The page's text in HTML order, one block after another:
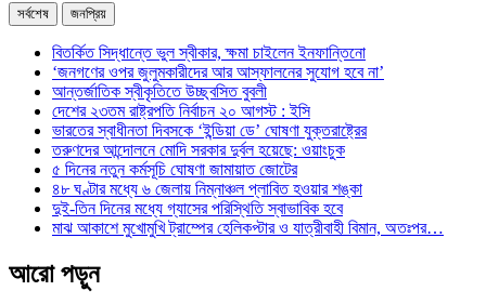
সর্বশেষ জনপ্রিয়
বিতর্কিত সিদ্ধান্তে ভুল স্বীকার, ক্ষমা চাইলেন ইনফান্তিনো
‘জনগণের ওপর জুলুমকারীদের আর আস্ফালনের সুযোগ হবে না’
আন্তর্জাতিক স্বীকৃতিতে উচ্ছ্বসিত বুবলী
দেশের ২৩তম রাষ্ট্রপতি নির্বাচন ২০ আগস্ট : ইসি
ভারতের স্বাধীনতা দিবসকে ‘ইন্ডিয়া ডে’ ঘোষণা যুক্তরাষ্ট্রের
তরুণদের আন্দোলনে মোদি সরকার দুর্বল হয়েছে: ওয়াংচুক
৫ দিনের নতুন কর্মসূচি ঘোষণা জামায়াত জোটের
৪৮ ঘণ্টার মধ্যে ৬ জেলায় নিম্নাঞ্চল প্লাবিত হওয়ার শঙ্কা
দুই-তিন দিনের মধ্যে গ্যাসের পরিস্থিতি স্বাভাবিক হবে
মাঝ আকাশে মুখোমুখি ট্রাম্পের হেলিকপ্টার ও যাত্রীবাহী বিমান, অতঃপর…
আরো পড়ুন